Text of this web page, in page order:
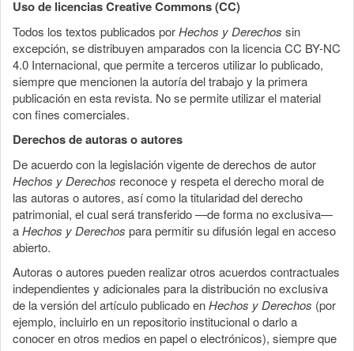
Uso de licencias Creative Commons (CC)
Todos los textos publicados porHechos y Derechos sin
excepción, se distribuyen amparados con la licencia CC BY-NC
4.0 Internacional, que permite a terceros utilizar lo publicado,
siempre que mencionen la autoría del trabajo y la primera
publicación en esta revista. No se permite utilizar el material
con fines comerciales.
Derechos de autoras o autores
De acuerdo con la legislación vigente de derechos de autor
Hechos y Derechos reconoce y respeta el derecho moral de
las autoras o autores, así como la titularidad del derecho
patrimonial, el cual será transferido —de forma no exclusiva—
aHechos y Derechos para permitir su difusión legal en acceso
abierto.
Autoras o autores pueden realizar otros acuerdos contractuales
independientes y adicionales para la distribución no exclusiva
de la versión del artículo publicado enHechos y Derechos (por
ejemplo, incluirlo en un repositorio institucional o darlo a
conocer en otros medios en papel o electrónicos), siempre que